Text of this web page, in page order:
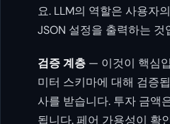
요. LLM의 역할은 사용자
JSON 설정을 출력하는 것
검증 계층 — 이것이 핵심
미터 스키마에 대해 검증
사를 받습니다. 투자 금액
됩니다. 페어 가용성이 확